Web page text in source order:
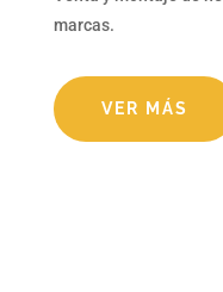
marcas.
VER MÁS